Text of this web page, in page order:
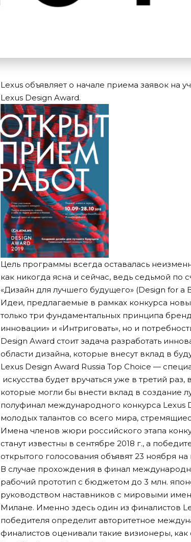
Lexus объявляет о начале приема заявок
Lexus Design Award.
Цель программы всегда оставалась
как никогда ясна и сейчас, ведь седьмой по
«Дизайн для лучшего будущего» (Design for a
Идеи, предлагаемые в рамках конкурса
только три фундаментальных принципа
инновации» и «Интриговать», но и
Design Award стоит задача разработать
области дизайна, которые внесут вклад в
Lexus Design Award Russia Top Choice —
искусства будет вручаться уже в третий
которые могли бы внести вклад в создание
полуфинал международного конкурса Lexus
молодых талантов со всего мира,
Имена членов жюри российского этапа
станут известны в сентябре 2018 г., а
открытого голосования объявят 23 ноября
В случае прохождения в финал
рабочий прототип с бюджетом до 3 млн.
руководством наставников с мировыми
Милане. Именно здесь один из финалистов
победителя определит авторитетное
финалистов оценивали такие визионеры,